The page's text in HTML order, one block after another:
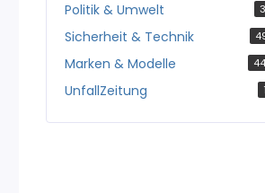
Politik & Umwelt
Sicherheit & Technik
Marken & Modelle
UnfallZeitung